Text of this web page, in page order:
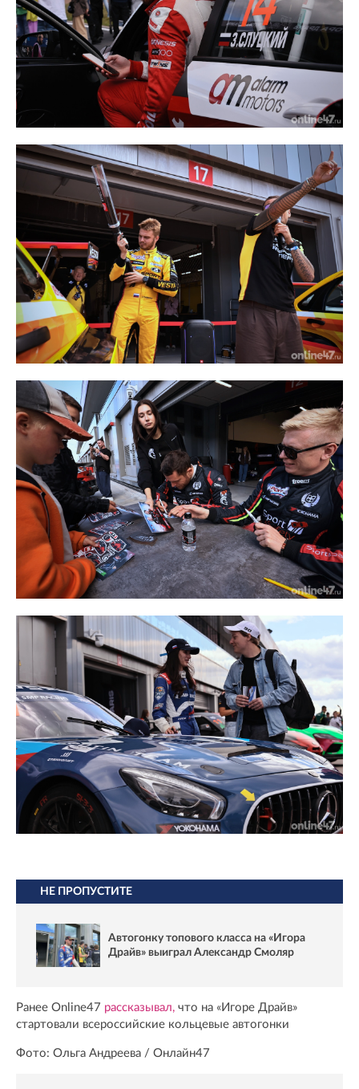
НЕ ПРОПУСТИТЕ
Автогонку топового класса на «Игора
Драйв» выиграл Александр Смоляр
Ранее Online47 рассказывал, что на «Игоре Драйв»
стартовали всероссийские кольцевые автогонки
Фото: Ольга Андреева / Онлайн47